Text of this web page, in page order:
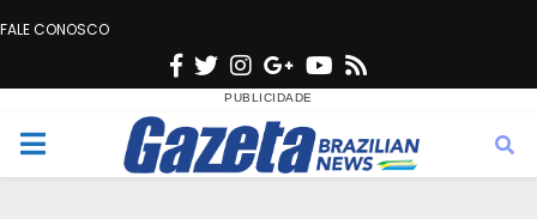
FALE CONOSCO
F
c
e
T
w
i
t
n
s
t
G
o
o
g
Y
u
t
s
M